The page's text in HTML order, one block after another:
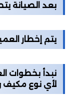
بعد الصيانة
يتم إخطار
نبدأ بخطوات
لأي نوع مكيف